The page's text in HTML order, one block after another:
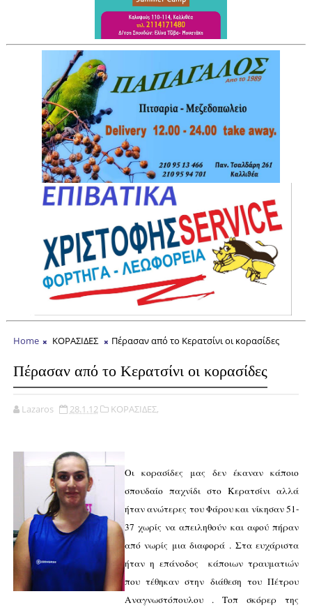
Home ΚΟΡΑΣΙΔΕΣ Πέρασαν από το Κερατσίνι οι κορασίδες
Πέρασαν από το Κερατσίνι οι κορασίδες
Lazaros 28.1.12 ΚΟΡΑΣΙΔΕΣ,
Οι κορασίδες μας δεν έκαναν κάποιο
σπουδαίο παχνίδι στο Κερατσίνι αλλά
ήταν ανώτερες του Φάρου και νίκησαν 51-
37 χωρίς να απειληθούν και αφού πήραν
από νωρίς μια διαφορά . Στα ευχάριστα
ήταν η επάνοδος κάποιων τραυματιών
που τέθηκαν στην διάθεση του Πέτρου
Αναγνωστόπουλου . Τοπ σκόρερ της